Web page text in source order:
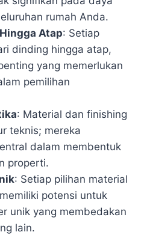
rumah Anda.
Atap: Setiap
dinding hingga atap,
yang memerlukan
pemilihan
: Material dan finishing
teknis; mereka
dalam membentuk
properti.
: Setiap pilihan material
potensi untuk
unik yang membedakan
lain.